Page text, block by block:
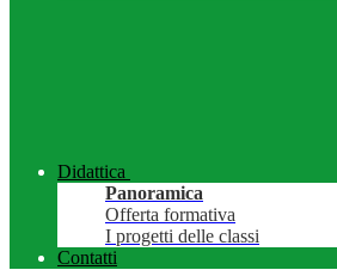
Didattica
Panoramica
Offerta formativa
I progetti delle classi
Contatti